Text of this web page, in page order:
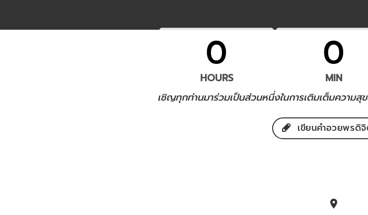
0
HOURS
0
MIN
เชิญทุกท่านมาร่วมเป็นส่วนหนึ่งในการเติมเต็มความสุ
เขียนคำอวยพรดิ
location_on